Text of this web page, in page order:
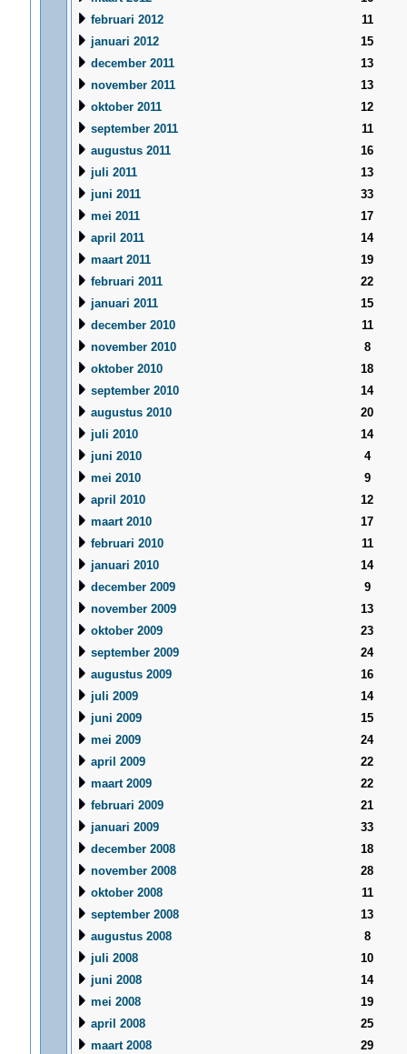
februari 2012
11
januari 2012
15
december 2011
13
november 2011
13
oktober 2011
12
september 2011
11
augustus 2011
16
juli 2011
13
juni 2011
33
mei 2011
17
april 2011
14
maart 2011
19
februari 2011
22
januari 2011
15
december 2010
11
november 2010
8
oktober 2010
18
september 2010
14
augustus 2010
20
juli 2010
14
juni 2010
4
mei 2010
9
april 2010
12
maart 2010
17
februari 2010
11
januari 2010
14
december 2009
9
november 2009
13
oktober 2009
23
september 2009
24
augustus 2009
16
juli 2009
14
juni 2009
15
mei 2009
24
april 2009
22
maart 2009
22
februari 2009
21
januari 2009
33
december 2008
18
november 2008
28
oktober 2008
11
september 2008
13
augustus 2008
8
juli 2008
10
juni 2008
14
mei 2008
19
april 2008
25
maart 2008
29